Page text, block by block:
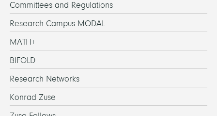
Committees and Regulations
Research Campus MODAL
MATH+
BIFOLD
Research Networks
Konrad Zuse